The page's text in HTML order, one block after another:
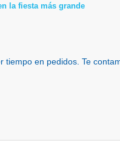
la fiesta más grande
en pedidos. Te